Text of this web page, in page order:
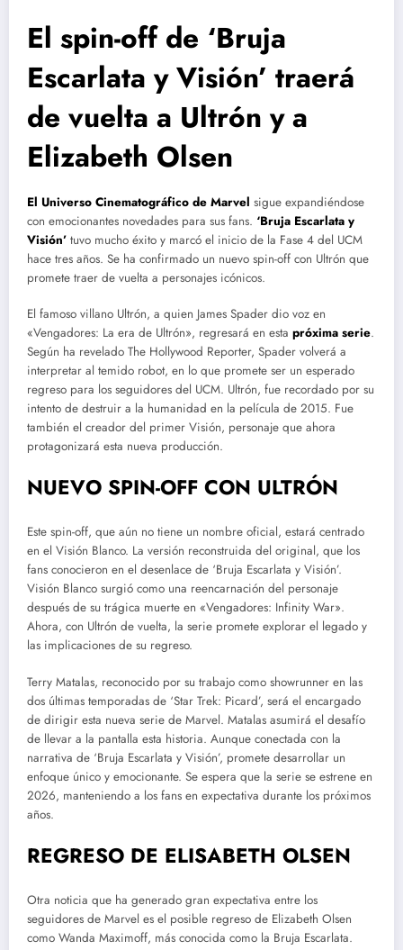
El spin-off de ‘Bruja
Escarlata y Visión’ traerá
de vuelta a Ultrón y a
Elizabeth Olsen
El Universo Cinematográfico de Marvel sigue expandiéndose
con emocionantes novedades para sus fans. ‘Bruja Escarlata y
Visión’ tuvo mucho éxito y marcó el inicio de la Fase 4 del UCM
hace tres años. Se ha confirmado un nuevo spin-off con Ultrón que
promete traer de vuelta a personajes icónicos.
El famoso villano Ultrón, a quien James Spader dio voz en
«Vengadores: La era de Ultrón», regresará en esta próxima serie.
Según ha revelado The Hollywood Reporter, Spader volverá a
interpretar al temido robot, en lo que promete ser un esperado
regreso para los seguidores del UCM. Ultrón, fue recordado por su
intento de destruir a la humanidad en la película de 2015. Fue
también el creador del primer Visión, personaje que ahora
protagonizará esta nueva producción.
NUEVO SPIN-OFF CON ULTRÓN
Este spin-off, que aún no tiene un nombre oficial, estará centrado
en el Visión Blanco. La versión reconstruida del original, que los
fans conocieron en el desenlace de ‘Bruja Escarlata y Visión’.
Visión Blanco surgió como una reencarnación del personaje
después de su trágica muerte en «Vengadores: Infinity War».
Ahora, con Ultrón de vuelta, la serie promete explorar el legado y
las implicaciones de su regreso.
Terry Matalas, reconocido por su trabajo como showrunner en las
dos últimas temporadas de ‘Star Trek: Picard’, será el encargado
de dirigir esta nueva serie de Marvel. Matalas asumirá el desafío
de llevar a la pantalla esta historia. Aunque conectada con la
narrativa de ‘Bruja Escarlata y Visión’, promete desarrollar un
enfoque único y emocionante. Se espera que la serie se estrene en
2026, manteniendo a los fans en expectativa durante los próximos
años.
REGRESO DE ELISABETH OLSEN
Otra noticia que ha generado gran expectativa entre los
seguidores de Marvel es el posible regreso de Elizabeth Olsen
como Wanda Maximoff, más conocida como la Bruja Escarlata.